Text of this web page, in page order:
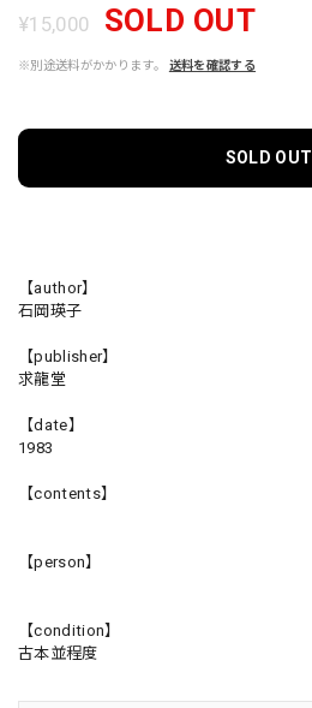
¥15,000 SOLD OUT
※別途送料がかかります。 送料を確認する
SOLD OUT
【author】
石岡瑛子
【publisher】
求龍堂
【date】
1983
【contents】
【person】
【condition】
古本並程度